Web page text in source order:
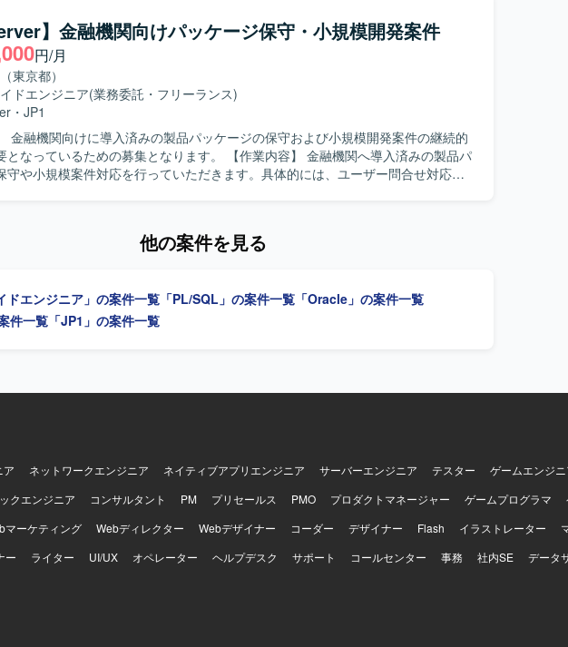
等） ・JDBC/ODBCコネクタ、SaaS連携製品
ータ移行方針の整理、移行設計、全体移行計画の策定や関係者との調整など、移
す。 【求める人物像】 関係者と連携しながら主体的にコミュ
を取れる方を求めております。 課題が発生した際に自ら状況整理と報告を行い、
粘り強く対応いただける方が望ましいです。 ERP導入プロジェクト特有の変更や
を歓迎いたします。 【ポジションの魅力】 IFS ERPというパッケー
幹システム導入プロジェクトに参画いただくことで、会計・人事・資産管理・在
産管理などの幅広い業務領域に触れることができます。 開発から移行まで一連の
ことで、ERP導入プロジェクトの全体像を理解しながらスキルアップできる環境
ックの実装を行います。
】金融機関向けパッケージ保守・小規模開発案件
円/月
東京都）
ドエンジニア(業務委託・フリーランス)
・ JP1
金融機関向けに導入済みの製品パッケージの保守および小規模開発案件の継続的
るための募集となります。 【作業内容】 金融機関へ導入済みの製品パ
守や小規模案件対応を行っていただきます。具体的には、ユーザー問合せ対応、
を取りながら業務を進めていただける方を求めています。既存システムの仕様を
程を経験できる点が魅力です。ユーザーとの直接的なやり取りや他システム担当
て、業務知識と技術スキルの双方を高めていただけます。 【開発環境】 SQL
他の案件を見る
ドエンジニア」の案件一覧 「PL/SQL」の案件一覧 「Oracle」の案件一覧
件一覧 「JP1」の案件一覧
ア ネットワークエンジニア ネイティブアプリエンジニア サーバーエンジニア テスター ゲームエンジニ
クエンジニア
コンサルタント PM プリセールス PMO プロダクトマネージャー ゲームプログラマ
マーケティング
Webディレクター Webデザイナー コーダー デザイナー Flash イラストレーター
ー
ライター UI/UX オペレーター ヘルプデスク サポート コールセンター 事務 社内SE データ